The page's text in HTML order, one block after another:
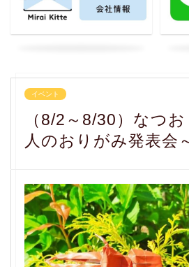
イベント
（8/2～8/30）なつ
人のおりがみ発表会